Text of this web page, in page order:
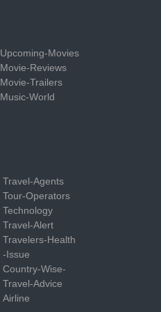
Upcoming-Movies
Movie-Reviews
Movie-Trailers
Music-World
Travel-Agents
Tour-Operators
Technology
Travel-Alert
Travelers-Health
-Issue
Country-Wise-
Travel-Advice
Airline